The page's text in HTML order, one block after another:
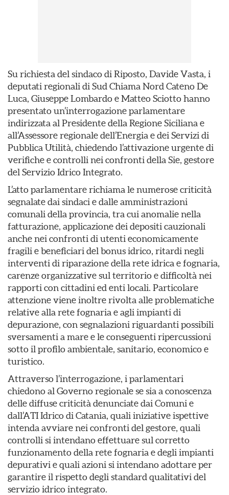
Su richiesta del sindaco di Riposto, Davide Vasta, i
deputati regionali di Sud Chiama Nord Cateno De
Luca, Giuseppe Lombardo e Matteo Sciotto hanno
presentato un’interrogazione parlamentare
indirizzata al Presidente della Regione Siciliana e
all’Assessore regionale dell’Energia e dei Servizi di
Pubblica Utilità, chiedendo l’attivazione urgente di
verifiche e controlli nei confronti della Sie, gestore
del Servizio Idrico Integrato.
L’atto parlamentare richiama le numerose criticità
segnalate dai sindaci e dalle amministrazioni
comunali della provincia, tra cui anomalie nella
fatturazione, applicazione dei depositi cauzionali
anche nei confronti di utenti economicamente
fragili e beneficiari del bonus idrico, ritardi negli
interventi di riparazione della rete idrica e fognaria,
carenze organizzative sul territorio e difficoltà nei
rapporti con cittadini ed enti locali. Particolare
attenzione viene inoltre rivolta alle problematiche
relative alla rete fognaria e agli impianti di
depurazione, con segnalazioni riguardanti possibili
sversamenti a mare e le conseguenti ripercussioni
sotto il profilo ambientale, sanitario, economico e
turistico.
Attraverso l’interrogazione, i parlamentari
chiedono al Governo regionale se sia a conoscenza
delle diffuse criticità denunciate dai Comuni e
dall’ATI Idrico di Catania, quali iniziative ispettive
intenda avviare nei confronti del gestore, quali
controlli si intendano effettuare sul corretto
funzionamento della rete fognaria e degli impianti
depurativi e quali azioni si intendano adottare per
garantire il rispetto degli standard qualitativi del
servizio idrico integrato.